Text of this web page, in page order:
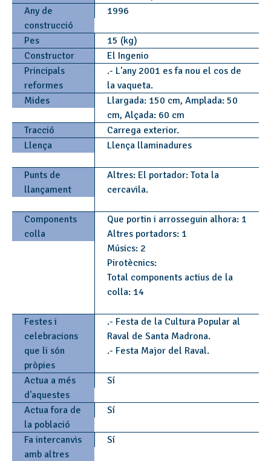
Any de
construcció
1996
Pes
15 (kg)
Constructor
El Ingenio
Principals
reformes
.- L'any 2001 es fa nou el cos de
la vaqueta.
Mides
Llargada: 150 cm, Amplada: 50
cm, Alçada: 60 cm
Tracció
Carrega exterior.
Llença
Llença llaminadures
Punts de
llançament
Altres: El portador: Tota la
cercavila.
Components
colla
Que portin i arrosseguin alhora: 1
Altres portadors: 1
Músics: 2
Pirotècnics:
Total components actius de la
colla: 14
Festes i
celebracions
que li són
pròpies
.- Festa de la Cultura Popular al
Raval de Santa Madrona.
.- Festa Major del Raval.
Actua a més
d'aquestes
Sí
Actua fora de
la població
Sí
Fa intercanvis
amb altres
Sí